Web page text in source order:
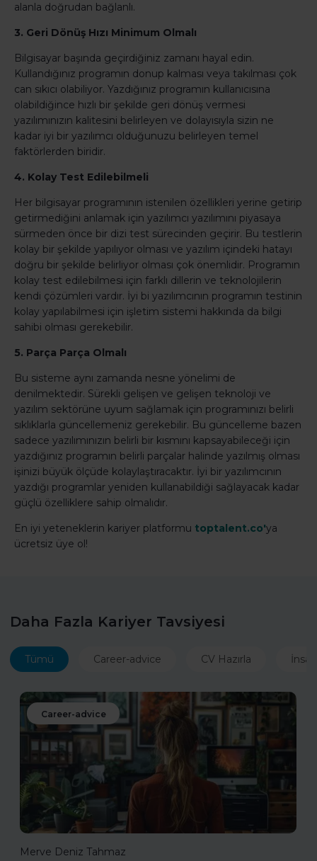
alanla doğrudan bağlanlı.
3. Geri Dönüş Hızı Minimum Olmalı
Bilgisayar başında geçirdiğiniz zamanı hayal edin.
Kullandığınız programın donup kalması veya takılması çok
can sıkıcı olabiliyor. Yazdığınız programın kullanıcısına
olabildiğince hızlı bir şekilde geri dönüş vermesi
yazılımınızın kalitesini belirleyen ve dolayısıyla sizin ne
kadar iyi bir yazılımcı olduğunuzu belirleyen temel
faktörlerden biridir.
4. Kolay Test Edilebilmeli
Her bilgisayar programının istenilen özellikleri yerine getirip
getirmediğini anlamak için yazılımcı yazılımını piyasaya
sürmeden önce bir dizi test sürecinden geçirir. Bu testlerin
kolay bir şekilde yapılıyor olması ve yazılım içindeki hatayı
doğru bir şekilde belirliyor olması çok önemlidir. Programın
kolay test edilebilmesi için farklı dillerin ve teknolojilerin
kendi çözümleri vardır. İyi bi yazılımcının programın testinin
kolay yapılabilmesi için işletim sistemi hakkında da bilgi
sahibi olması gerekebilir.
5. Parça Parça Olmalı
Bu sisteme aynı zamanda nesne yönelimi de
denilmektedir. Sürekli gelişen ve gelişen teknoloji ve
yazılım sektörüne uyum sağlamak için programınızı belirli
sıklıklarla güncellemeniz gerekebilir. Bu güncelleme bazen
sadece yazılımınızın belirli bir kısmını kapsayabileceği için
yazdığınız programın belirli parçalar halinde yazılmış olması
işinizi büyük ölçüde kolaylaştıracaktır. İyi bir yazılımcının
yazdığı programlar yeniden kullanabildiği sağlayacak kadar
güçlü özelliklere sahip olmalıdır.
En iyi yeteneklerin kariyer platformu toptalent.co'ya
ücretsiz üye ol!
Daha Fazla Kariyer Tavsiyesi
Tümü Career-advice CV Hazırla
Career-advice
Merve Deniz Tahmaz